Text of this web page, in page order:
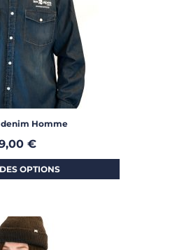
Homme
€
OPTIONS